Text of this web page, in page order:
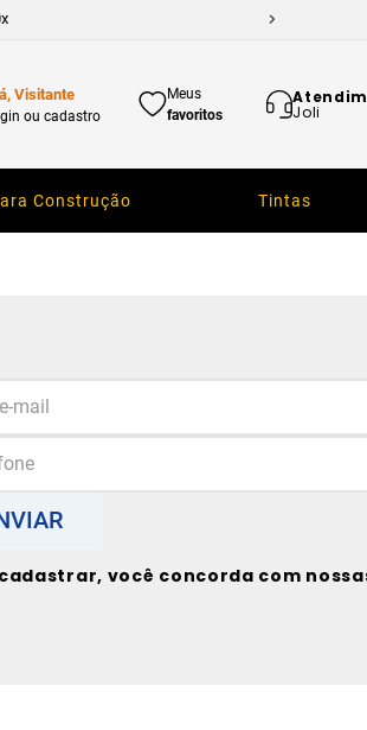
Visitante
ou cadastro
Meus
favoritos
Joli
Construção Tintas
você concorda com